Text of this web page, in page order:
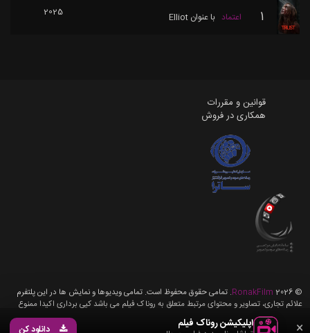
1 اعتماد با عنوان Elliot
2025
قوانین و مقررات
همکاری در فروش
©
2026
RonakFilm. تمامی حقوق محفوظ است. تمامی ویدیوها و نمایش ها در این پلتفرم
علائم تجاری، تصاویر و محتوای مرتبط متعلق به روناک فیلم می باشد کپی برداری اکیدا ممنوع
می باشد، تمامی حقوق برای روناک فیلم محفوظ می باشد.
× اپلیکیشن روناک فیلم دانلود کن